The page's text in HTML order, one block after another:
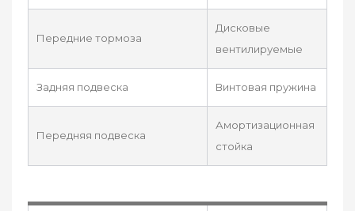
Передние тормоза
Дисковые
вентилируемые
Задняя подвеска Винтовая пружина
Передняя подвеска
Амортизационная
стойка